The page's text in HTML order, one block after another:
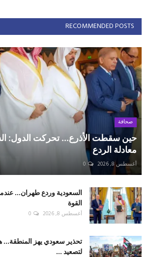
RECOMMENDED POSTS
صحافة
حين سقطت الأذرع... تحركت الدول:
معادلة الردع
أغسطس 8, 2026 0
السعودية وردع طهران...
القوة
أغسطس 8, 2026 0
تحذير سعودي يهز المنطقة...
لتصعيد ...